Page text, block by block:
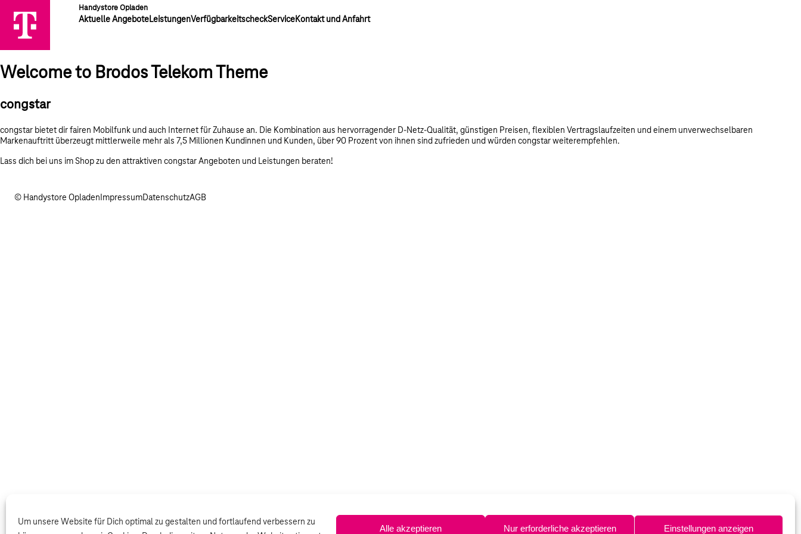
Um unsere Website für Dich optimal zu gestalten und fortlaufend verbessern zu
Alle akzeptieren Nur erforderliche akzeptieren Einstellungen anzeigen
Handystore Opladen
Aktuelle AngeboteLeistungenVerfügbarkeitscheckServiceKontakt und Anfahrt
Welcome to Brodos Telekom Theme
congstar
congstar bietet dir fairen Mobilfunk und auch Internet für Zuhause an. Die Kombination aus hervorragender D-Netz-Qualität, günstigen Preisen, flexiblen Vertragslaufzeiten und einem unverwechselbaren
Markenauftritt überzeugt mittlerweile mehr als 7,5 Millionen Kundinnen und Kunden, über 90 Prozent von ihnen sind zufrieden und würden congstar weiterempfehlen.
Lass dich bei uns im Shop zu den attraktiven congstar Angeboten und Leistungen beraten!
© Handystore Opladen ImpressumDatenschutzAGB